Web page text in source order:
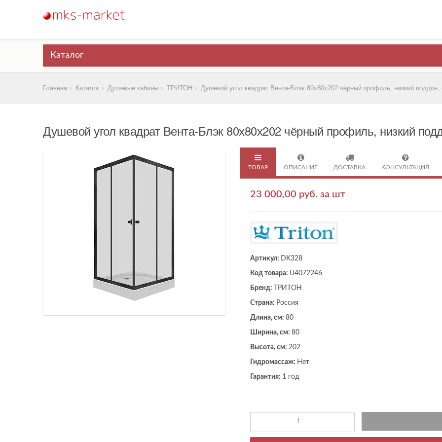
Каталог
Главная Каталог Душевые кабины ТРИТОН Душевой угол квадрат Вента-Блэк 80х80х202 чёрный профиль, низкий
Душевой угол квадрат Вента-Блэк 80х80х202 чёрный профиль, низкий
ТОВАР ОПИСАНИЕ ДОСТАВКА КОНСУЛЬТАЦИЯ
23 000,00 руб. за шт
Артикул: DK328
Код товара: U4072246
Бренд: ТРИТОН
Страна: Россия
Длина, см: 80
Ширина, см: 80
Высота, см: 202
Гидромассаж: Нет
Гарантия: 1 год